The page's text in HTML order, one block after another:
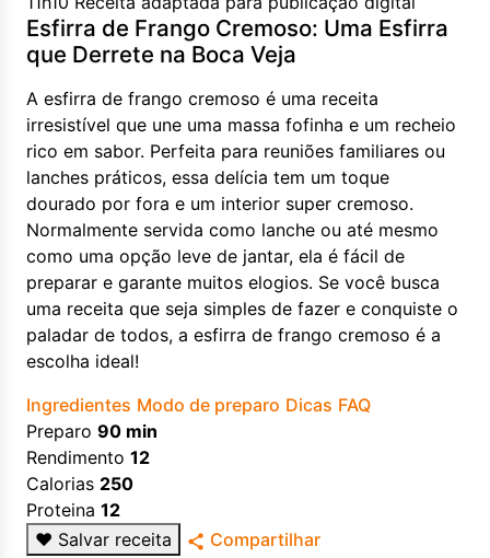
Esfirra de Frango Cremoso: Uma Esfirra
que Derrete na Boca Veja
A esfirra de frango cremoso é uma receita
irresistível que une uma massa fofinha e um recheio
rico em sabor. Perfeita para reuniões familiares ou
lanches práticos, essa delícia tem um toque
dourado por fora e um interior super cremoso.
Normalmente servida como lanche ou até mesmo
como uma opção leve de jantar, ela é fácil de
preparar e garante muitos elogios. Se você busca
uma receita que seja simples de fazer e conquiste o
paladar de todos, a esfirra de frango cremoso é a
escolha ideal!
Ingredientes Modo de preparo Dicas FAQ
Preparo 90 min
Rendimento 12
Calorias 250
Proteina 12
♥ Salvar receita Compartilhar